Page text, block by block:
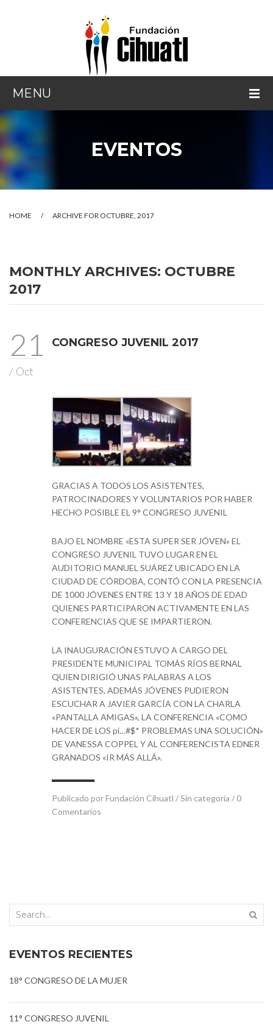
MENU
¿QUIÉNES SOMOS?
NUESTRA LABOR
EVENTOS
HOME / ARCHIVE FOR OCTUBRE, 2017
MONTHLY ARCHIVES: OCTUBRE
2017
21
/ Oct
CONGRESO JUVENIL 2017
GRACIAS A TODOS LOS ASISTENTES,
PATROCINADORES Y VOLUNTARIOS POR HABER
HECHO POSIBLE EL 9° CONGRESO JUVENIL
BAJO EL NOMBRE «ESTA SUPER SER JÓVEN» EL
CONGRESO JUVENIL TUVO LUGAR EN EL
AUDITORIO MANUEL SUÁREZ UBICADO EN LA
CIUDAD DE CÓRDOBA, CONTÓ CON LA PRESENCIA
DE 1000 JÓVENES ENTRE 13 Y 18 AÑOS DE EDAD
QUIENES PARTICIPARON ACTIVAMENTE EN LAS
CONFERENCIAS QUE SE IMPARTIERON.
LA INAUGURACIÓN ESTUVO A CARGO DEL
PRESIDENTE MUNICIPAL TOMÁS RÍOS BERNAL
QUIEN DIRIGIÓ UNAS PALABRAS A LOS
ASISTENTES, ADEMÁS JÓVENES PUDIERON
ESCUCHAR A JAVIER GARCÍA CON LA CHARLA
«PANTALLA AMIGAS», LA CONFERENCIA «COMO
HACER DE LOS pi…#$* PROBLEMAS UNA SOLUCIÓN»
DE VANESSA COPPEL Y AL CONFERENCISTA EDNER
GRANADOS «IR MÁS ALLÁ».
Publicado porFundación Cihuatl /Sin categoría / 0
Comentarios
EVENTOS RECIENTES
18° CONGRESO DE LA MUJER
11° CONGRESO JUVENIL